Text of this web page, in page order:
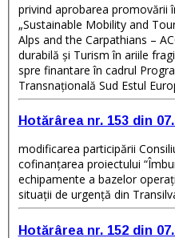
privind aprobarea promovării
„Sustainable Mobility and
Alps and the Carpathians –
durabilă şi Turism în ariile fragile din Alpi şi Carpaţi) propus
spre finantare în cadrul Programului de Cooperare
Transnaţională Sud Estul
Hotărârea nr. 153 din
modificarea participării
cofinanţarea proiectului “Îmbunătăţirea dotării cu
echipamente a bazelor operaţionale pentru
situaţii de urgenţă din
Hotărârea nr. 152 din